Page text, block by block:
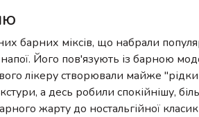
барних міксів, що набрали
напої. Його пов'язують із барною
лікеру створювали майже
а десь робили спокійнішу,
жарту до ностальгійної